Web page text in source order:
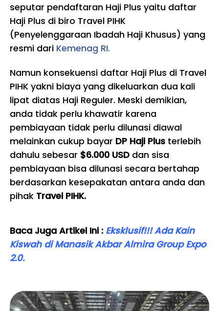
seputar pendaftaran Haji Plus yaitu daftar
Haji Plus di biro Travel PIHK
(Penyelenggaraan Ibadah Haji Khusus) yang
resmi dari Kemenag RI.
Namun konsekuensi daftar Haji Plus di Travel
PIHK yakni biaya yang dikeluarkan dua kali
lipat diatas Haji Reguler. Meski demikian,
anda tidak perlu khawatir karena
pembiayaan tidak perlu dilunasi diawal
melainkan cukup bayar DP Haji Plus terlebih
dahulu sebesar $6.000 USD dan sisa
pembiayaan bisa dilunasi secara bertahap
berdasarkan kesepakatan antara anda dan
pihak Travel PIHK.
Baca Juga Artikel Ini : Eksklusif!!! Ada Kain
Kiswah di Manasik Akbar Almira Group Expo
2.0.